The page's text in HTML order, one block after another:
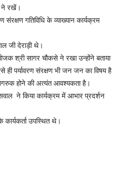
ने रखें।
संरक्षण गतिविधि के व्याख्यान कार्यक्रम
जी देराड़ी थे।
श्री सागर चौकसे ने रखा उन्होंने बताया
ही पर्यावरण संरक्षण भी जन जन का विषय है
होने की अत्यंत आवश्यकता है।
ने किया कार्यक्रम में आभार प्रदर्शन
कार्यकर्ता उपस्थित थे।